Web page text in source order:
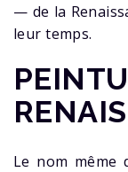
— de la
leur temps.
Le nom même